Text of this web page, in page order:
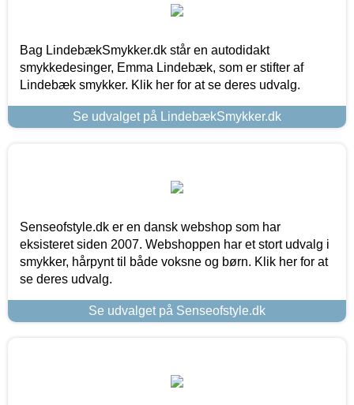
Bag LindebækSmykker.dk står en autodidakt
smykkedesinger, Emma Lindebæk, som er stifter af
Lindebæk smykker. Klik her for at se deres udvalg.
Se udvalget på LindebækSmykker.dk
Senseofstyle.dk er en dansk webshop som har
eksisteret siden 2007. Webshoppen har et stort udvalg i
smykker, hårpynt til både voksne og børn. Klik her for at
se deres udvalg.
Se udvalget på Senseofstyle.dk